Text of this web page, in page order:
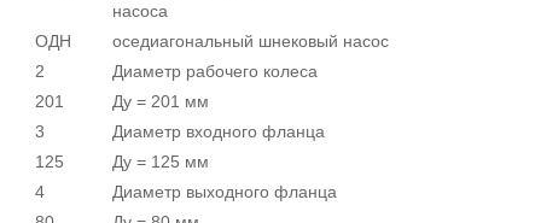
насоса
ОДН
оседиагональный шнековый насос
2
Диаметр рабочего колеса
201
Ду = 201 мм
3
Диаметр входного фланца
125
Ду = 125 мм
4
Диаметр выходного фланца